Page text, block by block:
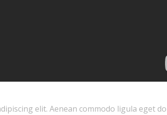
elit. Aenean commodo ligula eget